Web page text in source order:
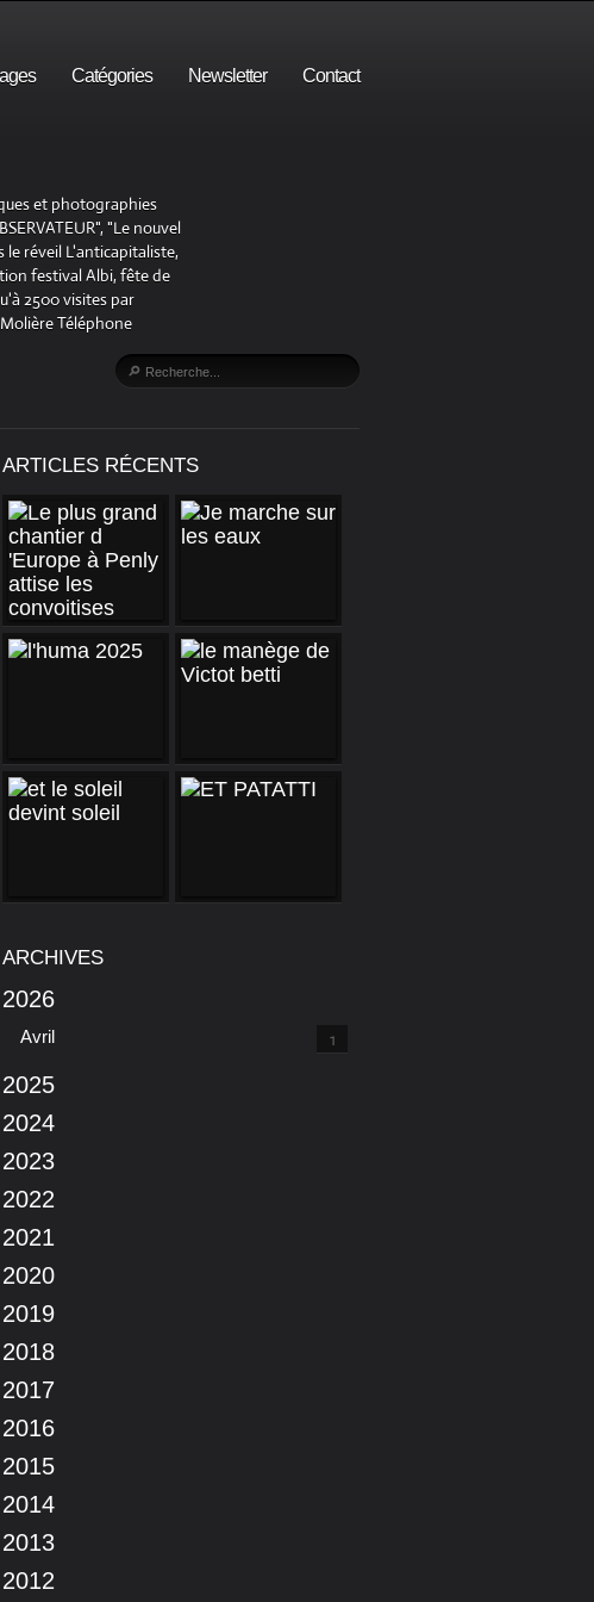
Catégories Newsletter Contact
et photographies
"Le nouvel
le réveil L'anticapitaliste,
festival Albi, fête de
2500 visites par
Téléphone
ARTICLES RÉCENTS
ARCHIVES
2026
Avril 1
2025
2024
2023
2022
2021
2020
2019
2018
2017
2016
2015
2014
2013
2012